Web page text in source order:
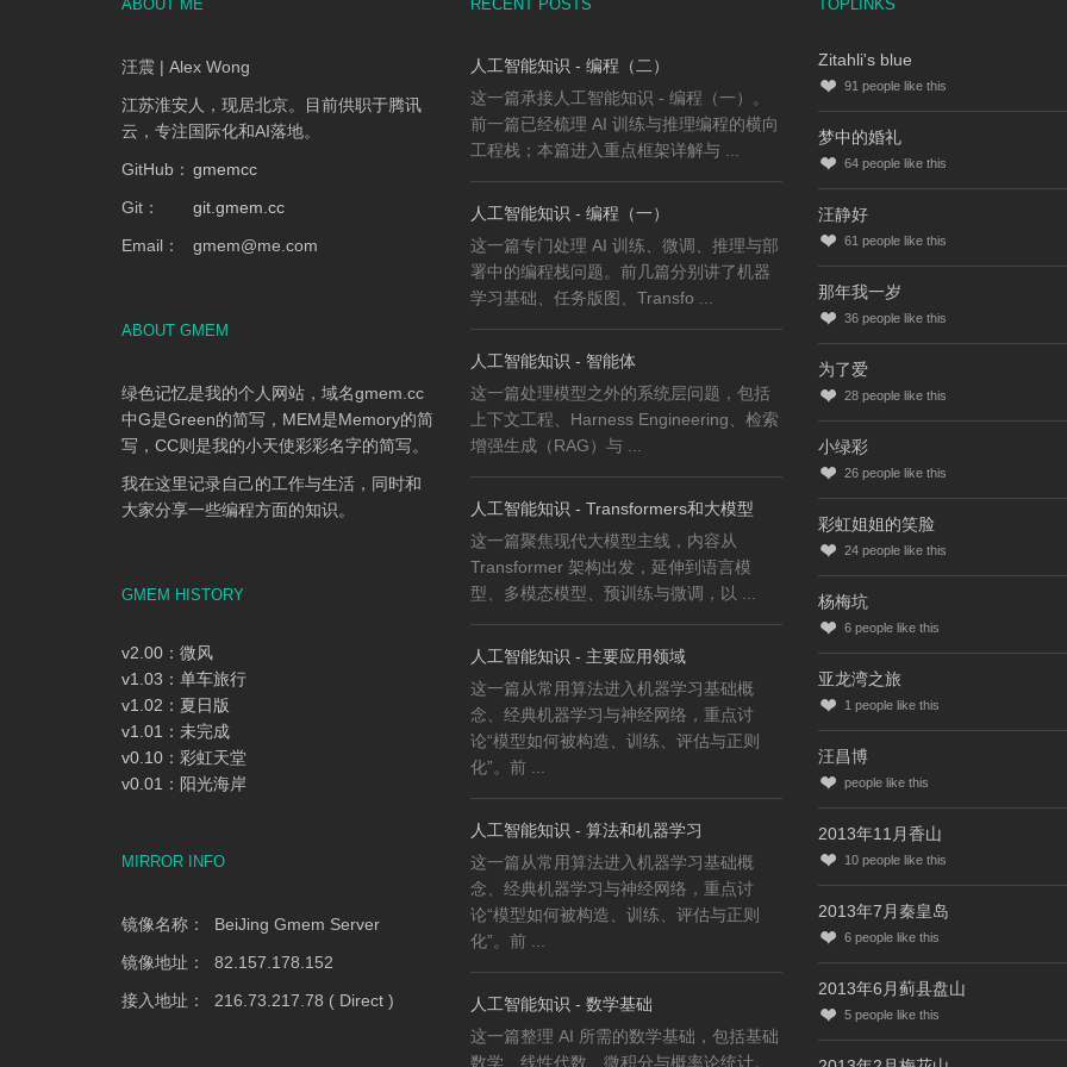
ABOUT ME
汪震 | Alex Wong
江苏淮安人，现居北京。目前供职于腾讯
云，专注国际化和AI落地。
GitHub： gmemcc
Git：
git.gmem.cc
Email：
gmem@me.com
ABOUT GMEM
绿色记忆是我的个人网站，域名gmem.cc
中G是Green的简写，MEM是Memory的简
写，CC则是我的小天使彩彩名字的简写。
我在这里记录自己的工作与生活，同时和
大家分享一些编程方面的知识。
GMEM HISTORY
v2.00：微风
v1.03：单车旅行
v1.02：夏日版
v1.01：未完成
v0.10：彩虹天堂
v0.01：阳光海岸
MIRROR INFO
镜像名称： BeiJing Gmem Server
镜像地址： 82.157.178.152
接入地址： 216.73.217.78 ( Direct )
RECENT POSTS
人工智能知识 - 编程（二）
这一篇承接人工智能知识 - 编程（一）。
前一篇已经梳理 AI 训练与推理编程的横向
工程栈；本篇进入重点框架详解与 ...
人工智能知识 - 编程（一）
这一篇专门处理 AI 训练、微调、推理与部
署中的编程栈问题。前几篇分别讲了机器
学习基础、任务版图、Transfo ...
人工智能知识 - 智能体
这一篇处理模型之外的系统层问题，包括
上下文工程、Harness Engineering、检索
增强生成（RAG）与 ...
人工智能知识 - Transformers和大模型
这一篇聚焦现代大模型主线，内容从
Transformer 架构出发，延伸到语言模
型、多模态模型、预训练与微调，以 ...
人工智能知识 - 主要应用领域
这一篇从常用算法进入机器学习基础概
念、经典机器学习与神经网络，重点讨
论“模型如何被构造、训练、评估与正则
化”。前 ...
人工智能知识 - 算法和机器学习
这一篇从常用算法进入机器学习基础概
念、经典机器学习与神经网络，重点讨
论“模型如何被构造、训练、评估与正则
化”。前 ...
人工智能知识 - 数学基础
这一篇整理 AI 所需的数学基础，包括基础
数学、线性代数、微积分与概率论统计。
TOPLINKS
Zitahli's blue
91 people like this
梦中的婚礼
64 people like this
汪静好
61 people like this
那年我一岁
36 people like this
为了爱
28 people like this
小绿彩
26 people like this
彩虹姐姐的笑脸
24 people like this
杨梅坑
6 people like this
亚龙湾之旅
1 people like this
汪昌博
people like this
2013年11月香山
10 people like this
2013年7月秦皇岛
6 people like this
2013年6月蓟县盘山
5 people like this